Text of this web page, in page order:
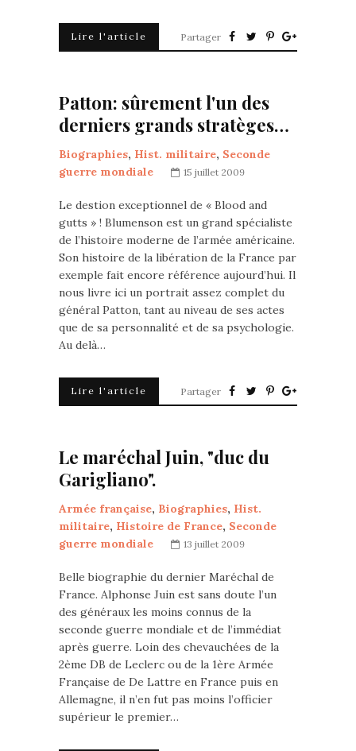
Lire l'article Partager
Patton: sûrement l'un des
derniers grands stratèges…
Biographies, Hist. militaire, Seconde
guerre mondiale
15 juillet 2009
Le destion exceptionnel de « Blood and
gutts » ! Blumenson est un grand spécialiste
de l’histoire moderne de l’armée américaine.
Son histoire de la libération de la France par
exemple fait encore référence aujourd’hui. Il
nous livre ici un portrait assez complet du
général Patton, tant au niveau de ses actes
que de sa personnalité et de sa psychologie.
Au delà…
Lire l'article Partager
Le maréchal Juin, "duc du
Garigliano".
Armée française, Biographies, Hist.
militaire, Histoire de France, Seconde
guerre mondiale
13 juillet 2009
Belle biographie du dernier Maréchal de
France. Alphonse Juin est sans doute l’un
des généraux les moins connus de la
seconde guerre mondiale et de l’immédiat
après guerre. Loin des chevauchées de la
2ème DB de Leclerc ou de la 1ère Armée
Française de De Lattre en France puis en
Allemagne, il n’en fut pas moins l’officier
supérieur le premier…